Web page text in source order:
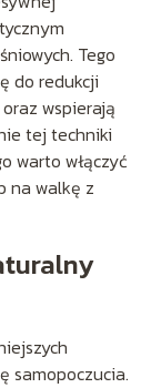
Tego
do redukcji
wspierają
tej techniki
warto włączyć
na walkę z
samopoczucia.